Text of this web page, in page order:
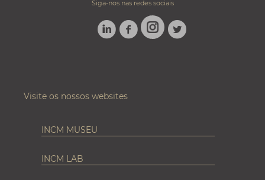
Siga-nos nas redes sociais
LINKEDINFACEBOOK
INSTAGRAM
TWITTER
Visite os nossos websites
INCM MUSEU
INCM LAB